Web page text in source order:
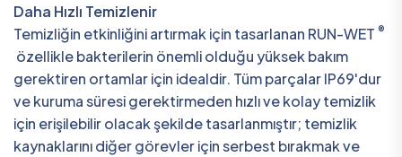
Daha Hızlı Temizlenir
Temizliğin etkinliğini artırmak için tasarlanan RUN-WET ®
özellikle bakterilerin önemli olduğu yüksek bakım
gerektiren ortamlar için idealdir. Tüm parçalar IP69'dur
ve kuruma süresi gerektirmeden hızlı ve kolay temizlik
için erişilebilir olacak şekilde tasarlanmıştır; temizlik
kaynaklarını diğer görevler için serbest bırakmak ve